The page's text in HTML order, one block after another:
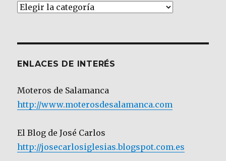
Artículos
ENLACES DE INTERÉS
Moteros de Salamanca
http://www.moterosdesalamanca.com
El Blog de José Carlos
http://josecarlosiglesias.blogspot.com.es